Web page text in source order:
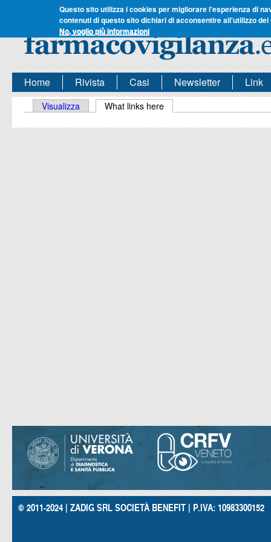
Questo sito utilizza i cookies per migliorare l'esperienza di
contenuti di questo sito dichiari di acconsentire all'utilizzo dei
No, voglio più informazioni
Home Rivista Casi Newsletter Link
Schede primarie
Visualizza What links here
© 2011-2024 | ZADIG SRL SOCIETÀ BENEFIT | P.IVA: 10983300152